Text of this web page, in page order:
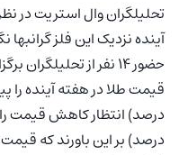
تحلیلگران وال استریت در
آینده نزدیک این فلز
درصد) بر این باورند که